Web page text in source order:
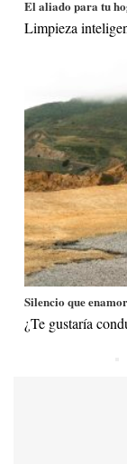
El aliado para tu
Limpieza
Silencio que
¿Te gustaría